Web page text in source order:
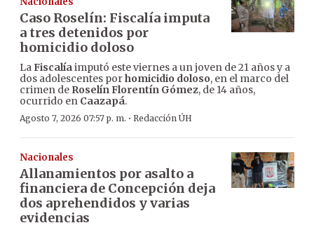
Caso Roselín: Fiscalía imputa
a tres detenidos por
homicidio doloso
LaFiscalíaimputó este viernes a un joven de 21 años y a
dos adolescentes porhomicidio doloso, en el marco del
crimen de Roselín Florentín Gómez, de 14 años,
ocurrido en Caazapá.
Agosto 7, 2026 07:57 p. m. · Redacción ÚH
Nacionales
Allanamientos por asalto a
financiera de Concepción deja
dos aprehendidos y varias
evidencias